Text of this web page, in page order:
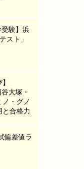
験】浜
スト」
大塚・
・グノ
と合格力
偏差値ラ